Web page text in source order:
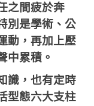
之間疲於奔
別是學術、公
動，再加上壓
中累積。
識，也有定時
型態六大支柱